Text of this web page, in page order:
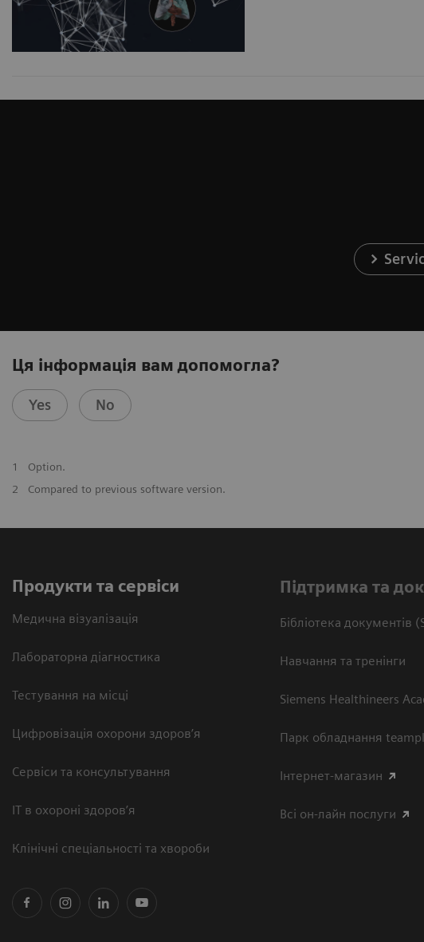
Ця інформація вам допомогла?
Yes No
1
Option.
2
Compared to previous software version.
Продукти та сервіси
Медична візуалізація
Лабораторна діагностика
Тестування на місці
Цифровізація охорони здоров’я
Сервіси та консультування
ІТ в охороні здоров’я
Клінічні спеціальності та хвороби
Підтримка та
Бібліотека документів
Навчання та тренінги
Siemens Healthineers
Парк обладнання
Інтернет-магазин
Всі он-лайн послуги